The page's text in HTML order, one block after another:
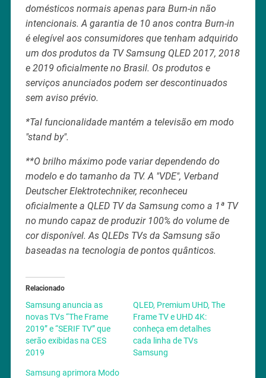
domésticos normais apenas para Burn-in não
intencionais. A garantia de 10 anos contra Burn-in
é elegível aos consumidores que tenham adquirido
um dos produtos da TV Samsung QLED 2017, 2018
e 2019 oficialmente no Brasil. Os produtos e
serviços anunciados podem ser descontinuados
sem aviso prévio.
*Tal funcionalidade mantém a televisão em modo
"stand by".
**O brilho máximo pode variar dependendo do
modelo e do tamanho da TV. A "VDE", Verband
Deutscher Elektrotechniker, reconheceu
oficialmente a QLED TV da Samsung como a 1ª TV
no mundo capaz de produzir 100% do volume de
cor disponível. As QLEDs TVs da Samsung são
baseadas na tecnologia de pontos quânticos.
Relacionado
Samsung anuncia as
novas TVs “The Frame
2019” e “SERIF TV” que
serão exibidas na CES
2019
QLED, Premium UHD, The
Frame TV e UHD 4K:
conheça em detalhes
cada linha de TVs
Samsung
Samsung aprimora Modo